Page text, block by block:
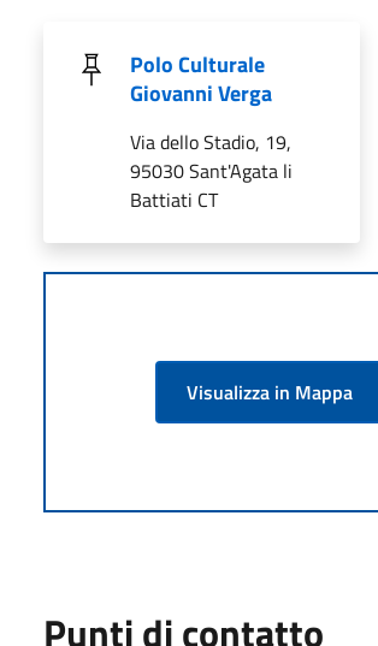
Polo Culturale
Giovanni Verga
Via dello Stadio, 19,
95030 Sant'Agata li
Battiati CT
Visualizza in Mappa
Punti di contatto